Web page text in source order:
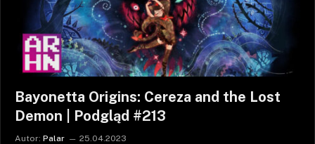
Bayonetta Origins: Cereza and the Lost
Demon | Podgląd #213
Autor: Palar 25.04.2023